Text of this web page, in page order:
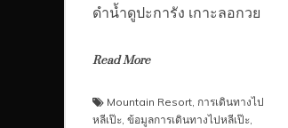
ดำน้ำดูปะการัง เกาะลอกวย
Read More
Mountain Resort, การเดินทางไป
หลีเป๊ะ, ข้อมูลการเดินทางไปหลีเป๊ะ,